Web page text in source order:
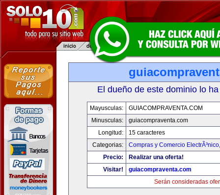
El dueño de este dominio lo
Mayusculas:
GUIACOMPRAVENTA.COM
Minusculas:
guiacompraventa.com
Longitud:
15 caracteres
Categorias:
Compras y Comercio ElectrÃ³nico
Precio:
Realizar una oferta!
Visitar!
guiacompraventa.com
Serán consideradas